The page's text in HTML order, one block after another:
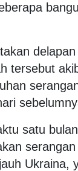
delapan
tersebut
satu
Ukraina,